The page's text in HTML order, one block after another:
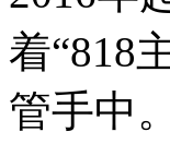
着“818
管手中